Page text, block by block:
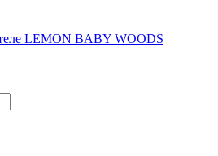
LEMON BABY WOODS